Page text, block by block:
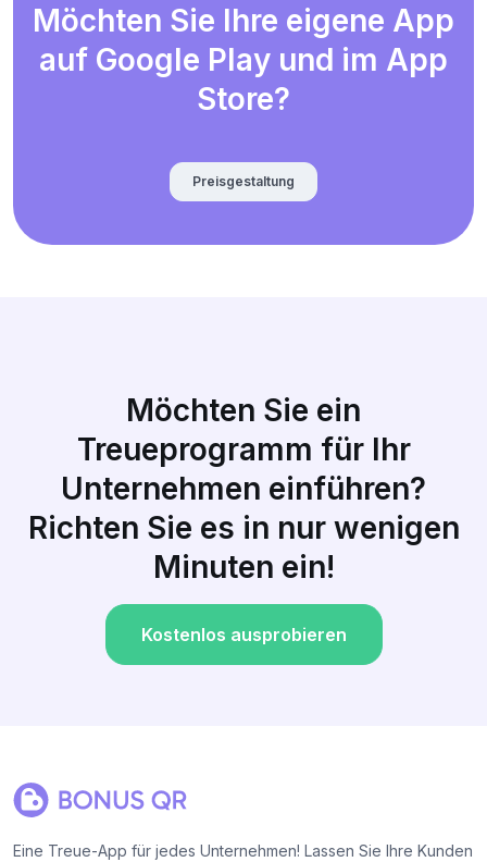
Möchten Sie Ihre eigene App
auf Google Play und im App
Store?
Preisgestaltung
Möchten Sie ein
Treueprogramm für Ihr
Unternehmen einführen?
Richten Sie es in nur wenigen
Minuten ein!
Kostenlos ausprobieren
Eine Treue-App für jedes Unternehmen! Lassen Sie Ihre Kunden